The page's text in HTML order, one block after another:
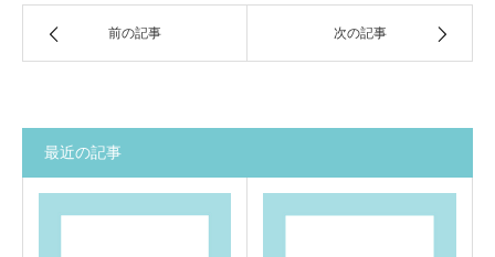
前の記事 次の記事
最近の記事